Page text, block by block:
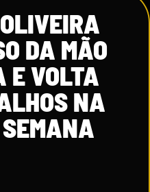
DA MÃO
E VOLTA
NA